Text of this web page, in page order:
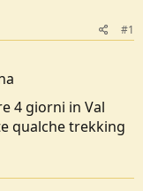
#1
4 giorni in Val
qualche trekking